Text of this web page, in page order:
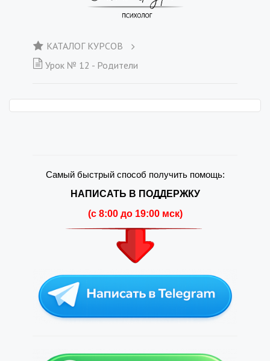
КАТАЛОГ КУРСОВ
Урок № 12 - Родители
Самый быстрый способ получить помощь:
НАПИСАТЬ В ПОДДЕРЖКУ
(c 8:00 до 19:00 мск)